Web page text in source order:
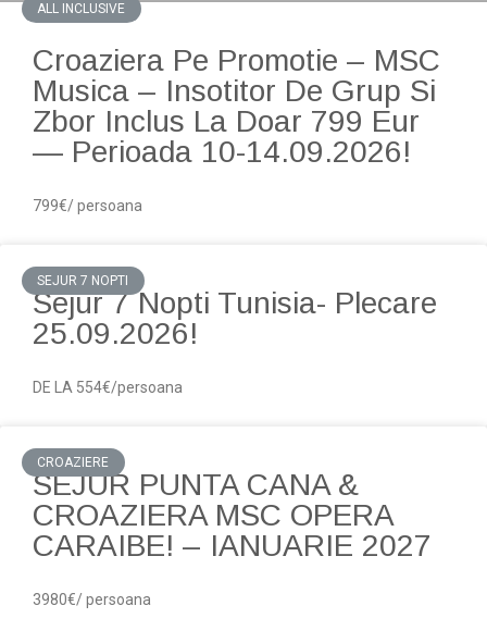
ALL INCLUSIVE
Croaziera Pe Promotie – MSC
Musica – Insotitor De Grup Si
Zbor Inclus La Doar 799 Eur
— Perioada 10-14.09.2026!
799€/ persoana
SEJUR 7 NOPTI
Sejur 7 Nopti Tunisia- Plecare
25.09.2026!
DE LA 554€/persoana
CROAZIERE
SEJUR PUNTA CANA &
CROAZIERA MSC OPERA
CARAIBE! – IANUARIE 2027
3980€/ persoana